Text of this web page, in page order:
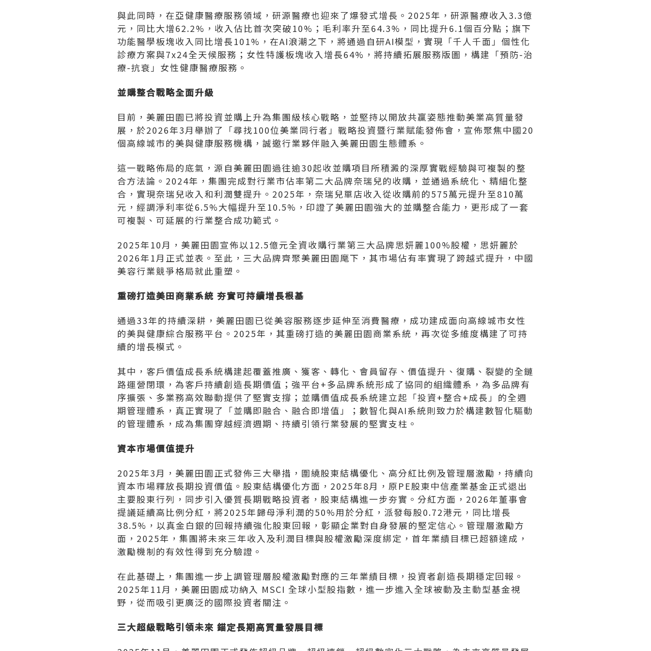
與此同時，在亞健康醫療服務領域，研源醫療也迎來了爆發式增長。2025年，研源醫療收入3.3億
元，同比大增62.2%，收入佔比首次突破10%；毛利率升至64.3%，同比提升6.1個百分點；旗下
功能醫學板塊收入同比增長101%，在AI浪潮之下，將通過自研AI模型，實現「千人千面」個性化
診療方案與7x24全天候服務；女性特護板塊收入增長64%，將持續拓展服務版圖，構建「預防-治
療-抗衰」女性健康醫療服務。
並購整合戰略全面升級
目前，美麗田園已將投資並購上升為集團級核心戰略，並堅持以開放共贏姿態推動美業高質量發
展，於2026年3月舉辦了「尋找100位美業同行者」戰略投資暨行業賦能發佈會，宣佈聚焦中國20
個高線城市的美與健康服務機構，誠邀行業夥伴融入美麗田園生態體系。
這一戰略佈局的底氣，源自美麗田園過往逾30起收並購項目所積澱的深厚實戰經驗與可複製的整
合方法論。2024年，集團完成對行業市佔率第二大品牌奈瑞兒的收購，並通過系統化、精細化整
合，實現奈瑞兒收入和利潤雙提升。2025年，奈瑞兒單店收入從收購前的575萬元提升至810萬
元，經調淨利率從6.5%大幅提升至10.5%，印證了美麗田園強大的並購整合能力，更形成了一套
可複製、可延展的行業整合成功範式。
2025年10月，美麗田園宣佈以12.5億元全資收購行業第三大品牌思妍麗100%股權，思妍麗於
2026年1月正式並表。至此，三大品牌齊聚美麗田園麾下，其市場佔有率實現了跨越式提升，中國
美容行業競爭格局就此重塑。
重磅打造美田商業系統 夯實可持續增長根基
通過33年的持續深耕，美麗田園已從美容服務逐步延伸至消費醫療，成功建成面向高線城市女性
的美與健康綜合服務平台。2025年，其重磅打造的美麗田園商業系統，再次從多維度構建了可持
續的增長模式。
其中，客戶價值成長系統構建起覆蓋推廣、獲客、轉化、會員留存、價值提升、復購、裂變的全鏈
路運營閉環，為客戶持續創造長期價值；強平台+多品牌系統形成了協同的組織體系，為多品牌有
序擴張、多業務高效聯動提供了堅實支撐；並購價值成長系統建立起「投資+整合+成長」的全週
期管理體系，真正實現了「並購即融合、融合即增值」；數智化與AI系統則致力於構建數智化驅動
的管理體系，成為集團穿越經濟週期、持續引領行業發展的堅實支柱。
資本市場價值提升
2025年3月，美麗田園正式發佈三大舉措，圍繞股東結構優化、高分紅比例及管理層激勵，持續向
資本市場釋放長期投資價值。股東結構優化方面，2025年8月，原PE股東中信產業基金正式退出
主要股東行列，同步引入優質長期戰略投資者，股東結構進一步夯實。分紅方面，2026年董事會
提議延續高比例分紅，將2025年歸母淨利潤的50%用於分紅，派發每股0.72港元，同比增長
38.5%，以真金白銀的回報持續強化股東回報，彰顯企業對自身發展的堅定信心。管理層激勵方
面，2025年，集團將未來三年收入及利潤目標與股權激勵深度綁定，首年業績目標已超額達成，
激勵機制的有效性得到充分驗證。
在此基礎上，集團進一步上調管理層股權激勵對應的三年業績目標，投資者創造長期穩定回報。
2025年11月，美麗田園成功納入 MSCI 全球小型股指數，進一步進入全球被動及主動型基金視
野，從而吸引更廣泛的國際投資者關注。
三大超級戰略引領未來 錨定長期高質量發展目標